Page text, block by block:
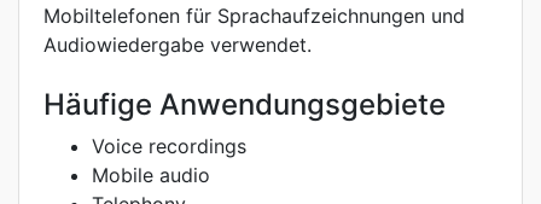
Mobiltelefonen für Sprachaufzeichnungen und
Audiowiedergabe verwendet.
Häufige Anwendungsgebiete
Voice recordings
Mobile audio